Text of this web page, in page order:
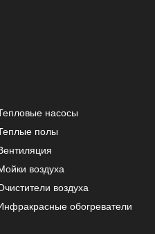
насосы
полы
воздуха
воздуха
обогреватели